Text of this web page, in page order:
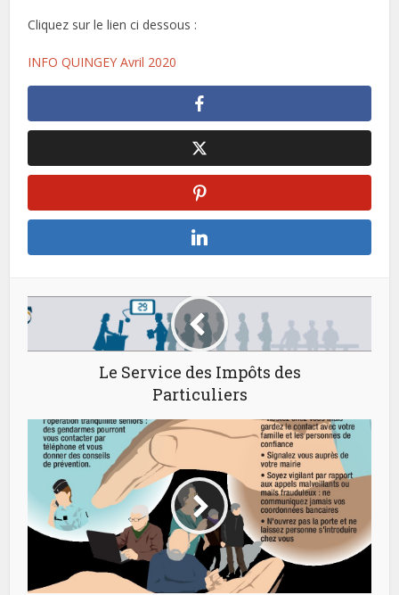
Cliquez sur le lien ci dessous :
INFO QUINGEY Avril 2020
Le Service des Impôts des
Particuliers